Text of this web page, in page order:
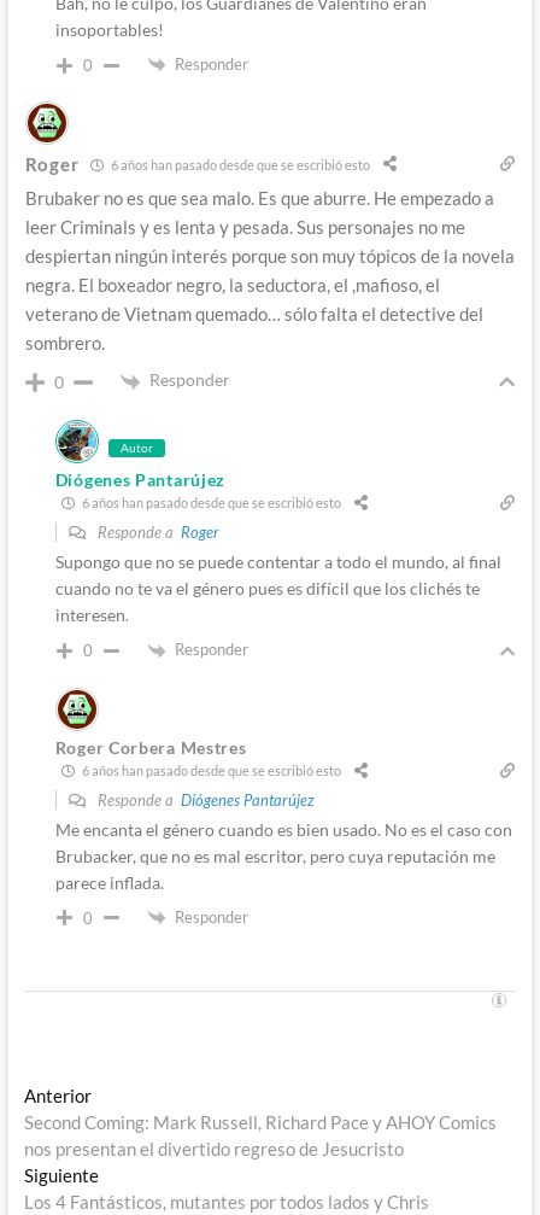
insoportables!
0 Responder
Roger 6 años han pasado desde que se escribió esto
Brubaker no es que sea malo. Es que aburre. He empezado a
leer Criminals y es lenta y pesada. Sus personajes no me
despiertan ningún interés porque son muy tópicos de la novela
negra. El boxeador negro, la seductora, el ,mafioso, el
veterano de Vietnam quemado… sólo falta el detective del
sombrero.
0 Responder
Autor
Diógenes Pantarújez
6 años han pasado desde que se escribió esto
Responde a Roger
Supongo que no se puede contentar a todo el mundo, al final
cuando no te va el género pues es difícil que los clichés te
interesen.
0 Responder
Roger Corbera Mestres
6 años han pasado desde que se escribió esto
Responde a Diógenes Pantarújez
Me encanta el género cuando es bien usado. No es el caso con
Brubacker, que no es mal escritor, pero cuya reputación me
parece inflada.
0 Responder
Navegación
de
entradas
AnteriorEntrada
anterior:
Second Coming: Mark Russell, Richard Pace y AHOY Comics
nos presentan el divertido regreso de Jesucristo
SiguienteEntrada
siguiente:
Los 4 Fantásticos, mutantes por todos lados y Chris